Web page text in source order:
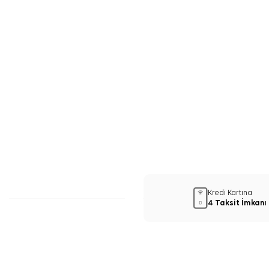
Kredi Kartına
4 Taksit İmkanı